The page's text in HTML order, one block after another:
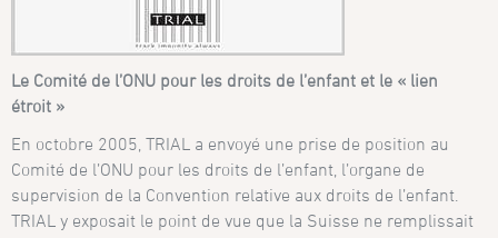
Le Comité de l’ONU pour les droits de l’enfant et le « lien
étroit »
En octobre 2005, TRIAL a envoyé une prise de position au
Comité de l’ONU pour les droits de l’enfant, l’organe de
supervision de la Convention relative aux droits de l’enfant.
TRIAL y exposait le point de vue que la Suisse ne remplissait